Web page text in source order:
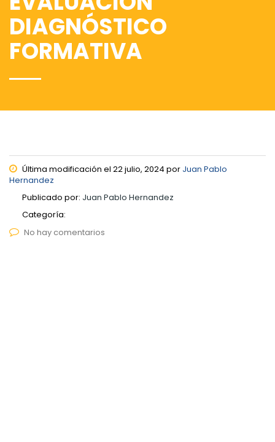
DIAGNÓSTICO
FORMATIVA
Última modificación el 22 julio, 2024 por Juan Pablo
Hernandez
Publicado por: Juan Pablo Hernandez
Categoría:
No hay comentarios